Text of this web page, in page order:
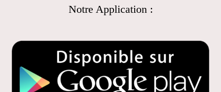
Notre Application :